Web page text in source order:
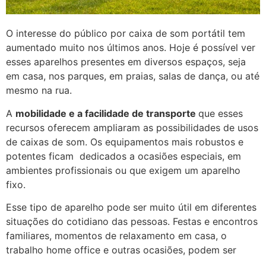
O interesse do público por caixa de som portátil tem
aumentado muito nos últimos anos. Hoje é possível ver
esses aparelhos presentes em diversos espaços, seja
em casa, nos parques, em praias, salas de dança, ou até
mesmo na rua.
A mobilidade e a facilidade de transporte que esses
recursos oferecem ampliaram as possibilidades de usos
de caixas de som. Os equipamentos mais robustos e
potentes ficam dedicados a ocasiões especiais, em
ambientes profissionais ou que exigem um aparelho
fixo.
Esse tipo de aparelho pode ser muito útil em diferentes
situações do cotidiano das pessoas. Festas e encontros
familiares, momentos de relaxamento em casa, o
trabalho home office e outras ocasiões, podem ser